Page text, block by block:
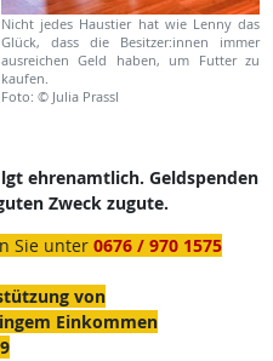
Nicht jedes Haustier hat wie Lenny das
Glück, dass die Besitzer:innen immer
ausreichen Geld haben, um Futter zu
kaufen.
Foto: © Julia Prassl
ehrenamtlich. Geldspenden
Zweck zugute.
Sie unter 0676 / 970 1575
von
Einkommen